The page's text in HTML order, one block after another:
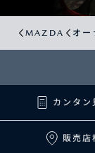
MAZDA オー
カンタン
販売店